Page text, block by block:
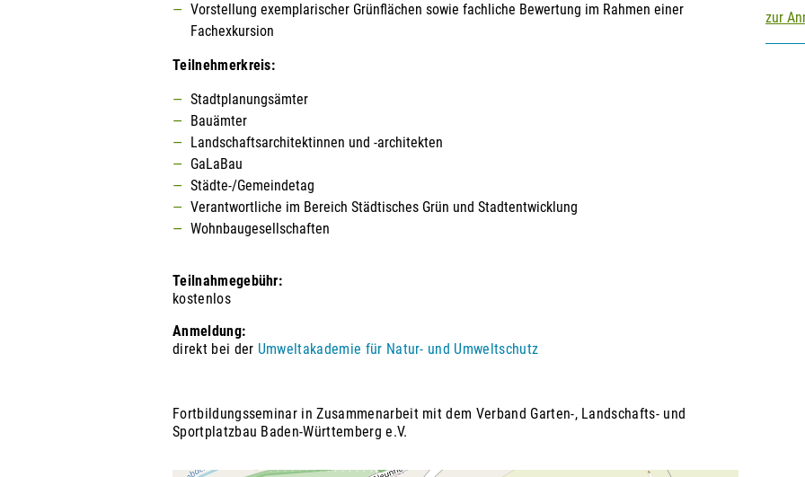
Vorstellung exemplarischer Grünflächen sowie fachliche Bewertung im Rahmen einer
Fachexkursion
Teilnehmerkreis:
Stadtplanungsämter
Bauämter
Landschaftsarchitektinnen und -architekten
GaLaBau
Städte-/Gemeindetag
Verantwortliche im Bereich Städtisches Grün und Stadtentwicklung
Wohnbaugesellschaften
Teilnahmegebühr:
kostenlos
Anmeldung:
direkt bei der Umweltakademie für Natur- und Umweltschutz
Fortbildungsseminar in Zusammenarbeit mit dem Verband Garten-, Landschafts- und
Sportplatzbau Baden-Württemberg e.V.
zur